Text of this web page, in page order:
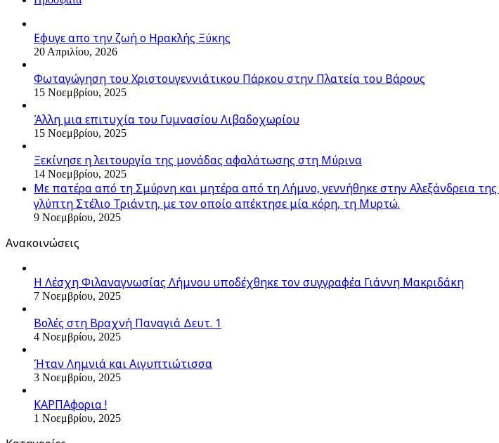
Εφυγε απο την ζωή o Ηρακλής Ξύκης
20 Απριλίου, 2026
Φωταγώγηση του Χριστουγεννιάτικου Πάρκου στην Πλατεία του Βάρους
15 Νοεμβρίου, 2025
Άλλη μια επιτυχία του Γυμνασίου Λιβαδοχωρίου
15 Νοεμβρίου, 2025
Ξεκίνησε η λειτουργία της μονάδας αφαλάτωσης στη Μύρινα
14 Νοεμβρίου, 2025
Με πατέρα από τη Σμύρνη και μητέρα από τη Λήμνο, γεννήθηκε στην Αλεξάνδρεια
γλύπτη Στέλιο Τριάντη, με τον οποίο απέκτησε μία κόρη, τη Μυρτώ.
9 Νοεμβρίου, 2025
Ανακοινώσεις
Η Λέσχη Φιλαναγνωσίας Λήμνου υποδέχθηκε τον συγγραφέα Γιάννη Μακριδάκη
7 Νοεμβρίου, 2025
Βολές στη Βραχνή Παναγιά Δευτ. 1
4 Νοεμβρίου, 2025
Ήταν Λημνιά και Αιγυπτιώτισσα
3 Νοεμβρίου, 2025
ΚΑΡΠΑφορια !
1 Νοεμβρίου, 2025